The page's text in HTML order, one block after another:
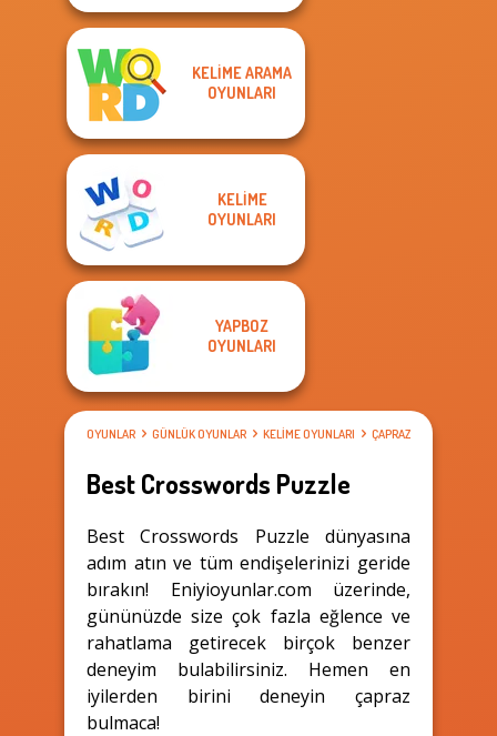
KELIME ARAMA
OYUNLARI
KELIME
OYUNLARI
YAPBOZ
OYUNLARI
OYUNLAR GÜNLÜK OYUNLAR KELIME OYUNLARI ÇAPRAZ BULMACA
Best Crosswords Puzzle
Best Crosswords Puzzle dünyasına
adım atın ve tüm endişelerinizi geride
bırakın! Eniyioyunlar.com üzerinde,
gününüzde size çok fazla eğlence ve
rahatlama getirecek birçok benzer
deneyim bulabilirsiniz. Hemen en
iyilerden birini deneyin çapraz
bulmaca!